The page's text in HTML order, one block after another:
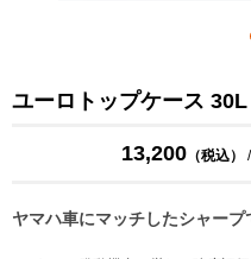
ユーロトップケース 30L
13,200 （税込）
ヤマハ車にマッチしたシャー